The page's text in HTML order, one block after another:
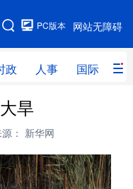
网站无障碍
PC版本
政 人事 国际 财
时政
网评
球连线 教育
旱
： 新华网